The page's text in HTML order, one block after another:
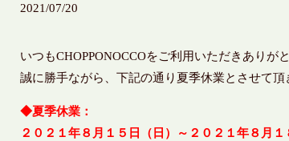
2021/07/20
いつもCHOPPONOCCOをご利用いただきありが
誠に勝手ながら、下記の通り夏季休業とさせて
◆夏季休業：
２０２１年８月１５日（日）～２０２１年８月１